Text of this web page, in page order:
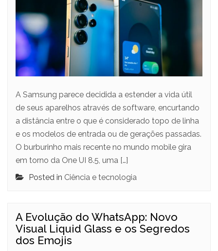
A Samsung parece decidida a estender a vida útil
de seus aparelhos através de software, encurtando
a distância entre o que é considerado topo de linha
e os modelos de entrada ou de gerações passadas.
O burburinho mais recente no mundo mobile gira
em torno da One UI 8.5, uma […]
Posted in Ciência e tecnologia
A Evolução do WhatsApp: Novo
Visual Liquid Glass e os Segredos
dos Emojis